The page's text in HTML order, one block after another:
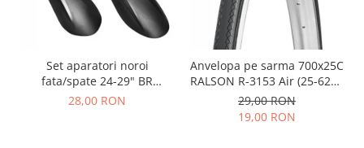
Set aparatori noroi
fata/spate 24-29" BR
Components, plastic, negre
28,00 RON
Anvelopa pe sarma 700x25C
RALSON R-3153 Air (25-622),
negru
29,00 RON
19,00 RON